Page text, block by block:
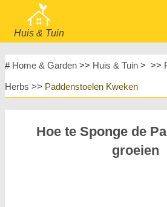
Huis & Tuin
Tuin & Gazon
Huisontwerp & Decoratie
Huisveiligheid
Planten, Bloemen & Kruiden
# Home & Garden >> Huis & Tuin > >>
Herbs >> Paddenstoelen Kweken
Hoe te Sponge de
groeien